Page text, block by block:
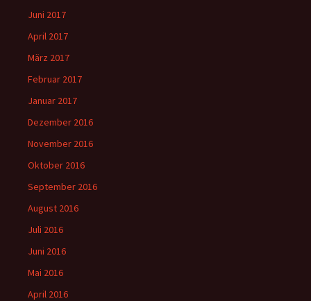
Juni 2017
April 2017
März 2017
Februar 2017
Januar 2017
Dezember 2016
November 2016
Oktober 2016
September 2016
August 2016
Juli 2016
Juni 2016
Mai 2016
April 2016